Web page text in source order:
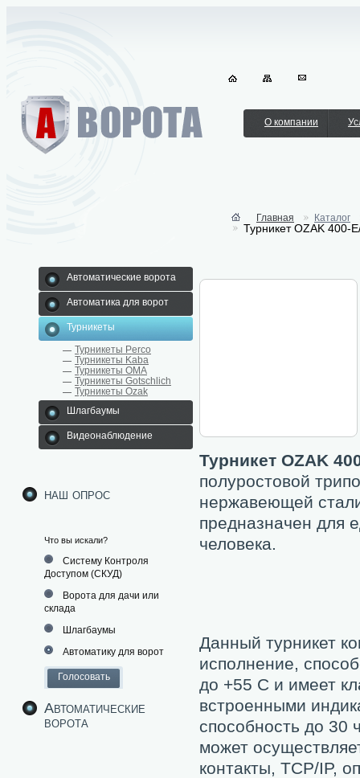
О компании
Автоматические ворота
Автоматика для ворот
Турникеты
Турникеты Perco
Турникеты Kaba
Турникеты ОМА
Турникеты Gotschlich
Турникеты Ozak
Шлагбаумы
Видеонаблюдение
наш опрос
Что вы искали?
Систему Контроля
Доступом (СКУД)
Ворота для дачи или
склада
Шлагбаумы
Автоматику для ворот
Автоматические
ворота
Главная Каталог
Турникет OZAK 400-
Турникет OZAK
полуростовой
нержавеющей
предназначен для
человека.
Данный турникет
исполнение,
до +55 С и имеет
встроенными
способность до 30
может
контакты, TCP/IP,